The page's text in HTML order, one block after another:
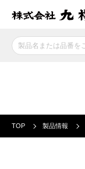
TOP 製品情報